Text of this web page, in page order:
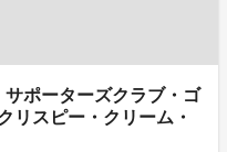
サポーターズクラブ・ゴ
リスピー・クリーム・